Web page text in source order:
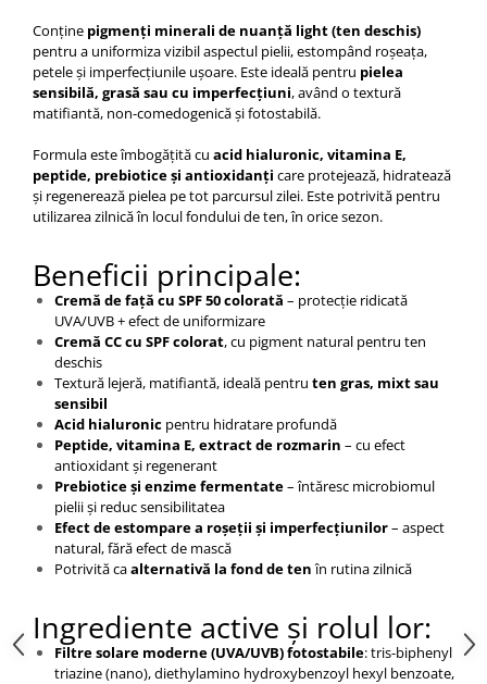
Conține pigmenți minerali de nuanță light (ten deschis)
pentru a uniformiza vizibil aspectul pielii, estompând roșeața,
petele și imperfecțiunile ușoare. Este ideală pentru pielea
sensibilă, grasă sau cu imperfecțiuni, având o textură
matifiantă, non-comedogenică și fotostabilă.
Formula este îmbogățită cu acid hialuronic, vitamina E,
peptide, prebiotice și antioxidanți care protejează, hidratează
și regenerează pielea pe tot parcursul zilei. Este potrivită pentru
utilizarea zilnică în locul fondului de ten, în orice sezon.
Beneficii principale:
Cremă de față cu SPF 50 colorată – protecție ridicată
UVA/UVB + efect de uniformizare
Cremă CC cu SPF colorat, cu pigment natural pentru ten
deschis
Textură lejeră, matifiantă, ideală pentru ten gras, mixt sau
sensibil
Acid hialuronic pentru hidratare profundă
Peptide, vitamina E, extract de rozmarin – cu efect
antioxidant și regenerant
Prebiotice și enzime fermentate– întăresc microbiomul
pielii și reduc sensibilitatea
Efect de estompare a roșeții și imperfecțiunilor– aspect
natural, fără efect de mască
Potrivită caalternativă la fond de tenîn rutina zilnică
Ingrediente active și rolul lor:
Filtre solare moderne (UVA/UVB) fotostabile: tris-biphenyl
triazine (nano), diethylamino hydroxybenzoyl hexyl benzoate,